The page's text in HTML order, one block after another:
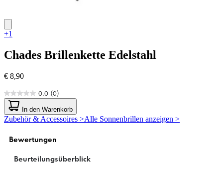
+1
Chades Brillenkette Edelstahl
€ 8,90
0.0 (0)
0.0
von
5
Sternen.
In den Warenkorb
Zubehör & Accessoires >Alle Sonnenbrillen anzeigen >